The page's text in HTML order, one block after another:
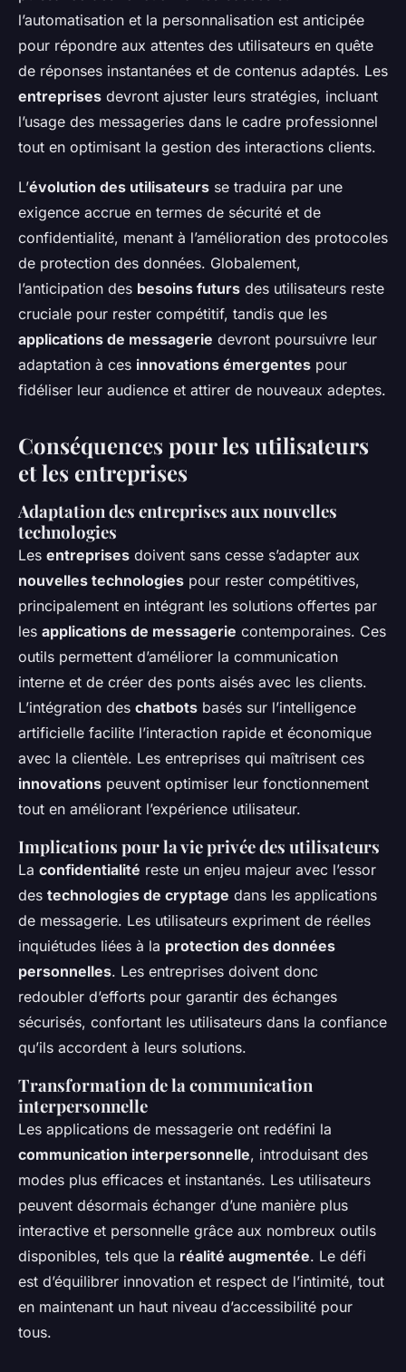
l’automatisation et la personnalisation est anticipée
pour répondre aux attentes des utilisateurs en quête
de réponses instantanées et de contenus adaptés. Les
entreprises devront ajuster leurs stratégies, incluant
l’usage des messageries dans le cadre professionnel
tout en optimisant la gestion des interactions clients.
L’évolution des utilisateurs se traduira par une
exigence accrue en termes de sécurité et de
confidentialité, menant à l’amélioration des protocoles
de protection des données. Globalement,
l’anticipation des besoins futurs des utilisateurs reste
cruciale pour rester compétitif, tandis que les
applications de messagerie devront poursuivre leur
adaptation à ces innovations émergentes pour
fidéliser leur audience et attirer de nouveaux adeptes.
Conséquences pour les utilisateurs
et les entreprises
Adaptation des entreprises aux nouvelles
technologies
Les entreprises doivent sans cesse s’adapter aux
nouvelles technologies pour rester compétitives,
principalement en intégrant les solutions offertes par
les applications de messagerie contemporaines. Ces
outils permettent d’améliorer la communication
interne et de créer des ponts aisés avec les clients.
L’intégration des chatbots basés sur l’intelligence
artificielle facilite l’interaction rapide et économique
avec la clientèle. Les entreprises qui maîtrisent ces
innovations peuvent optimiser leur fonctionnement
tout en améliorant l’expérience utilisateur.
Implications pour la vie privée des utilisateurs
La confidentialité reste un enjeu majeur avec l’essor
des technologies de cryptage dans les applications
de messagerie. Les utilisateurs expriment de réelles
inquiétudes liées à la protection des données
personnelles. Les entreprises doivent donc
redoubler d’efforts pour garantir des échanges
sécurisés, confortant les utilisateurs dans la confiance
qu’ils accordent à leurs solutions.
Transformation de la communication
interpersonnelle
Les applications de messagerie ont redéfini la
communication interpersonnelle, introduisant des
modes plus efficaces et instantanés. Les utilisateurs
peuvent désormais échanger d’une manière plus
interactive et personnelle grâce aux nombreux outils
disponibles, tels que la réalité augmentée. Le défi
est d’équilibrer innovation et respect de l’intimité, tout
en maintenant un haut niveau d’accessibilité pour
tous.